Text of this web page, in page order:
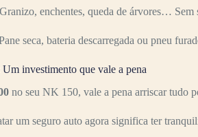
enchentes, queda de árvores… Sem
seca, bateria descarregada ou pneu
investimento que vale a pena
no seu NK 150, vale a pena arriscar tudo
um seguro auto agora significa ter